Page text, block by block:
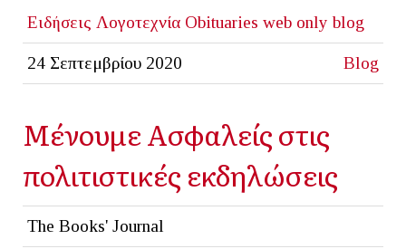
Ειδήσεις Λογοτεχνία Obituaries web only blog
24 Σεπτεμβρίου 2020 Blog
Μένουμε Ασφαλείς στις
πολιτιστικές εκδηλώσεις
The Books' Journal